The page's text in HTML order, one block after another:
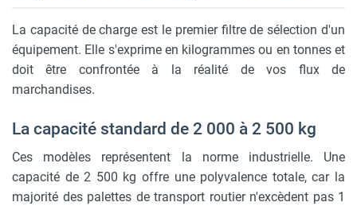
La capacité de charge est le premier filtre de sélection d'un
équipement. Elle s'exprime en kilogrammes ou en tonnes et
doit être confrontée à la réalité de vos flux de
marchandises.
La capacité standard de 2 000 à 2 500 kg
Ces modèles représentent la norme industrielle. Une
capacité de 2 500 kg offre une polyvalence totale, car la
majorité des palettes de transport routier n'excèdent pas 1